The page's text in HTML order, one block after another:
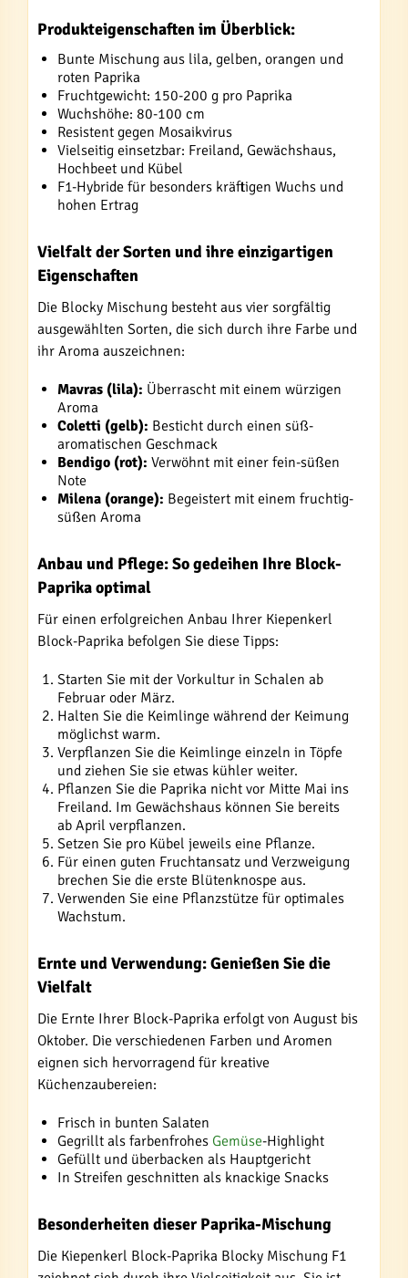
Produkteigenschaften im Überblick:
Bunte Mischung aus lila, gelben, orangen und
roten Paprika
Fruchtgewicht: 150-200 g pro Paprika
Wuchshöhe: 80-100 cm
Resistent gegen Mosaikvirus
Vielseitig einsetzbar: Freiland, Gewächshaus,
Hochbeet und Kübel
F1-Hybride für besonders kräftigen Wuchs und
hohen Ertrag
Vielfalt der Sorten und ihre einzigartigen
Eigenschaften
Die Blocky Mischung besteht aus vier sorgfältig
ausgewählten Sorten, die sich durch ihre Farbe und
ihr Aroma auszeichnen:
Mavras (lila): Überrascht mit einem würzigen
Aroma
Coletti (gelb): Besticht durch einen süß-
aromatischen Geschmack
Bendigo (rot): Verwöhnt mit einer fein-süßen
Note
Milena (orange): Begeistert mit einem fruchtig-
süßen Aroma
Anbau und Pflege: So gedeihen Ihre Block-
Paprika optimal
Für einen erfolgreichen Anbau Ihrer Kiepenkerl
Block-Paprika befolgen Sie diese Tipps:
Starten Sie mit der Vorkultur in Schalen ab
Februar oder März.
Halten Sie die Keimlinge während der Keimung
möglichst warm.
Verpflanzen Sie die Keimlinge einzeln in Töpfe
und ziehen Sie sie etwas kühler weiter.
Pflanzen Sie die Paprika nicht vor Mitte Mai ins
Freiland. Im Gewächshaus können Sie bereits
ab April verpflanzen.
Setzen Sie pro Kübel jeweils eine Pflanze.
Für einen guten Fruchtansatz und Verzweigung
brechen Sie die erste Blütenknospe aus.
Verwenden Sie eine Pflanzstütze für optimales
Wachstum.
Ernte und Verwendung: Genießen Sie die
Vielfalt
Die Ernte Ihrer Block-Paprika erfolgt von August bis
Oktober. Die verschiedenen Farben und Aromen
eignen sich hervorragend für kreative
Küchenzaubereien:
Frisch in bunten Salaten
Gegrillt als farbenfrohes Gemüse-Highlight
Gefüllt und überbacken als Hauptgericht
In Streifen geschnitten als knackige Snacks
Besonderheiten dieser Paprika-Mischung
Die Kiepenkerl Block-Paprika Blocky Mischung F1